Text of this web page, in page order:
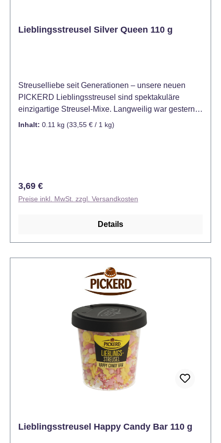
Lieblingsstreusel Silver Queen 110 g
Streuselliebe seit Generationen – unsere neuen
PICKERD Lieblingsstreusel sind spektakuläre
einzigartige Streusel-Mixe. Langweilig war gestern!
PICKERD Lieblingsstreusel sind außergewöhnliche
funkelnden neuen PICKERD Lieblingsstreusel
Silver Queen krönen jede Backkreation in edlem
glitzernden Sternchen am Backhimmel.
Inhalt: 0.11 kg (33,55 € / 1 kg)
Regulärer Preis:
3,69 €
Preise inkl. MwSt. zzgl. Versandkosten
Details
Lieblingsstreusel Happy Candy Bar 110 g